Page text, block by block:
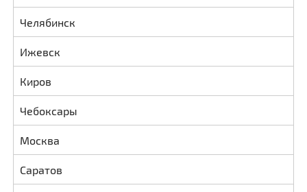
Челябинск
Ижевск
Киров
Чебоксары
Москва
Саратов